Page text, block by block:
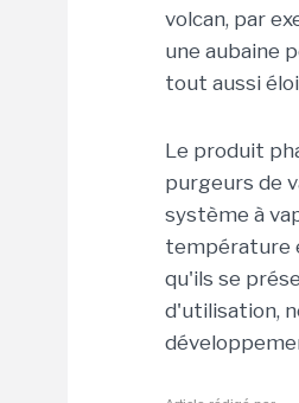
volcan, par
une aubaine
tout aussi
Le produit
purgeurs de
système à
température
qu'ils se
d'utilisation,